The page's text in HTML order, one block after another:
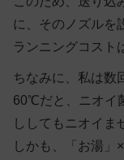
に、そのノズルを
ランニングコスト
ちなみに、私は数
60℃だと、ニオイ
ししてもニオイま
しかも、「お湯」